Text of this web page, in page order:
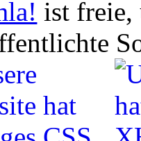
ist freie,